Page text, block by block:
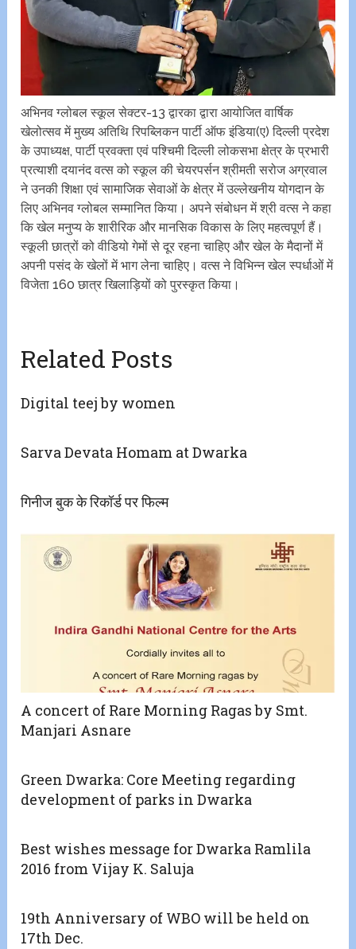
अभिनव ग्लोबल स्कूल सेक्टर-13 द्वारका द्वारा आयोजित वार्षिक
खेलोत्सव में मुख्य अतिथि रिपब्लिकन पार्टी ऑफ इंडिया(ए) दिल्ली प्रदेश
के उपाध्यक्ष, पार्टी प्रवक्ता एवं पश्चिमी दिल्ली लोकसभा क्षेत्र के प्रभारी
प्रत्याशी दयानंद वत्स को स्कूल की चेयरपर्सन श्रीमती सरोज अग्रवाल
ने उनकी शिक्षा एवं सामाजिक सेवाओं के क्षेत्र में उल्लेखनीय योगदान के
लिए अभिनव ग्लोबल सम्मानित किया। अपने संबोधन में श्री वत्स ने कहा
कि खेल मनुप्य के शारीरिक और मानसिक विकास के लिए महत्वपूर्ण हैं।
स्कूली छात्रों को वीडियो गेमों से दूर रहना चाहिए और खेल के मैदानों में
अपनी पसंद के खेलों में भाग लेना चाहिए। वत्स ने विभिन्न खेल स्पर्धाओं में
विजेता 160 छात्र खिलाड़ियों को पुरस्कृत किया।
Related Posts
Digital teej by women
Sarva Devata Homam at Dwarka
गिनीज बुक के रिकॉर्ड पर फिल्म
A concert of Rare Morning Ragas by Smt.
Manjari Asnare
Green Dwarka: Core Meeting regarding
development of parks in Dwarka
Best wishes message for Dwarka Ramlila
2016 from Vijay K. Saluja
19th Anniversary of WBO will be held on
17th Dec.